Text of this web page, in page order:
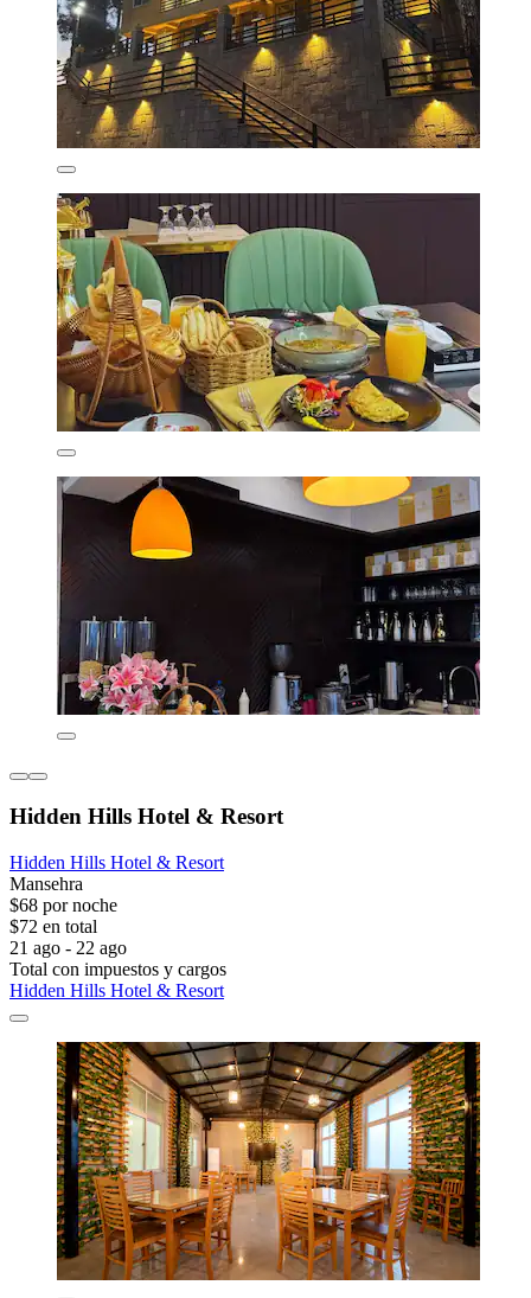
Hidden Hills Hotel & Resort
Hidden Hills Hotel & Resort
Mansehra
$68 por noche
$72 en total
21 ago - 22 ago
Total con impuestos y cargos
Hidden Hills Hotel & Resort